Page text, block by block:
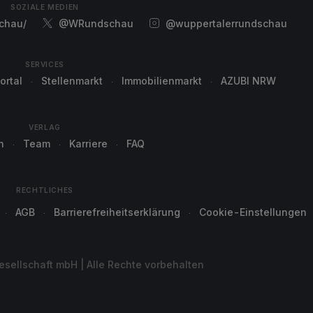
SOZIALE MEDIEN
@WRundschau @wuppertalerrundschau
SERVICES
Stellenmarkt Immobilienmarkt AZUBI NRW
VERLAG
Team Karriere FAQ
RECHTLICHES
AGB Barrierefreiheitserklärung Cookie-Einstellungen
mbH | Alle Rechte vorbehalten